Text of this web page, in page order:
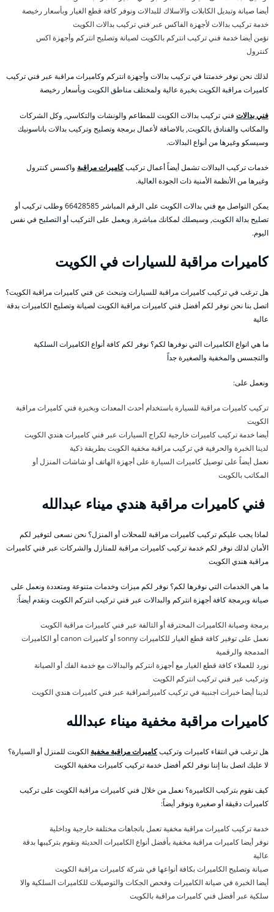
أيضا صيانة وتبديل الكابلات والاسلاك للبدالات ونوفر كافة قطع الغيار وبأسعار رخيصة
خدمة تركيب بدالات لأجهزة الفاكس عبر فني تركيب بدالات الكويت
نؤمن أيضا خدمة فني تركيب انتركم بالكويت لصيانة وتصليح انتركم وأجهزة اكس
كنترول
لذلك نحن نوفر خدمتنا في تركيب بدالات وأجهزة انتركم وكاميرات مراقبة عبر فني تركيب
كاميرات مراقبة الكويت بخبرة عالية ولمختلف مناطق الكويت وبأسعار رخيصة
فني بدالات فني تركيب بدالات الكويت للمطاعم والونشات والتكاسي, وكل الشركات
والمكاتب والفنادق بالكويت, بالاضافة لأعمال برمجة وتصليح وتركيب بدالات باناسونيك
وسيسكو وغيرها من أنواع البدالات.
خدمات تركيب البدالات تشمل أيضاً أعمال تركيبكاميرات مراقبة واكسس كنترول
وغيرها من الأنظمة الأمنية ذات الجودة العالية.
يمكن التواصل مع فني بدالات الكويت على الرقم المباشر 66428585 وطلب تركيب أو
تصليح بدالة الكويت, وسيصلك لمكانك مباشرة, ويعمل على التركيب أو التصليح في نفس
اليوم.
كاميرات مراقبة للسيارات في الكويت
هل ترغب في تركيب كاميرات مراقبة للسيارات وتبحث عن فني كاميرات مراقبة الكويت؟
اتصل بنا نحن نوفر لكم أفضل فني كاميرات مراقبة الكويت لصيانة وتصليح الكاميرات بدقة
عالية
ما هي انواع الكاميرات التي نوفرها لكم؟ نوفر لكم كافة أنواع الكاميرات السلكية
والتجسس والمخفية والصغيرة جداً
ونعمل على:
تركيب كاميرات مراقبة للسيارة باستخدام أحدث المعدات وبخبرة فني كاميرات مراقبة
الكويت
أيضا خدمة تركيب كاميرات خارجية لكراج السيارات عبر فني كاميرات هندي الكويت
لدينا الخبرة والحرفية في تركيب مراقبة مخفية الكويت بطريقة ذكية
نعمل أيضاً على توصيل كاميرات السيارة على أجهزة الهاتف أو شاشات المنزل أو
المكاتب بالكويت
فني كاميرات مراقبة هندي ميناء عبدالله
لماذا يجب عليكم تركيب كاميرات مراقبة للمحلات أو المنزل؟ نحن نسعى لتوفير لكم
الأمان لذلك نوفر لكم خدمة تركيب كاميرات مراقبة للمنازل والشركات عبر فني كاميرات
مراقبة هندي الكويت
ما هي الخدمات التي نوفرها لكم؟ نوفر لكم ميزات وخدمات متنوعة ومتعددة ونعمل على
صيانة وبرمجة كافة أجهزة انتركم والبدالات عبر فني تركيب انتركم الكويت ونقدم أيضاً:
برمجة وصيانة الكاميرات المحترقة أو التالفة عبر فني كاميرات مراقبة الكويت
نعمل على توفير كافة قطع الغيار للكاميرات sonny أو كاميرات canon أو الكاميرات
المدمجة والرقمية
نورد للعملاء كافة قطع الغيار مع أجهزة انتركم والبدالات مع خدمة الفك أو الصيانة
وتركيب عبر فني تركيب انتركم الكويت
لدينا أيضا خبرات اجنبية في تركيب كاميراتمراقبة عبر فني كاميرات هندي الكويت
كاميرات مراقبة مخفية ميناء عبدالله
هل ترغب في انتقاء كاميرات وتركيبكاميرات مراقبة مخفية الكويت للمنزل أو السيارة؟
لا عليك اتصل بنا إننا نوفر لكم أفضل خدمة تركيب كاميرات مخفية الكويت
كيف نقوم بتركيب الكاميرة؟ نعمل من خلال فني كاميرات مراقبة الكويت على تركيب
كاميرات دقيقة أو صغيرة ونوفر أيضاً:
خدمة تركيب كاميرات مراقبة مخفية تعمل باتجاهات مختلفة خارجية وداخلية
نوفر أيضا كاميرات مراقبة مخفية بأفضل أنواع الكاميرات الحديثة ونقوم بتركيبها بدقة
عالية
صيانة وتصليح الكاميرات بكافة أنواعها في شركة كاميرات مراقبة الكويت
أيضا الخبرة في صيانة الكاميرات وفحص الجكات والتوصيلات للكاميرات السلكية والا
سلكية عبر أفضل فني كاميرات مراقبة بالكويت